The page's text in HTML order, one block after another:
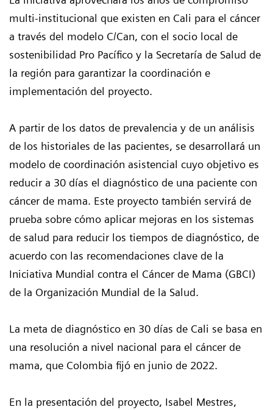
multi-institucional que existen en Cali para el cáncer
a través del modelo C/Can, con el socio local de
sostenibilidad Pro Pacífico y la Secretaría de Salud de
la región para garantizar la coordinación e
implementación del proyecto.
A partir de los datos de prevalencia y de un análisis
de los historiales de las pacientes, se desarrollará un
modelo de coordinación asistencial cuyo objetivo es
reducir a 30 días el diagnóstico de una paciente con
cáncer de mama. Este proyecto también servirá de
prueba sobre cómo aplicar mejoras en los sistemas
de salud para reducir los tiempos de diagnóstico, de
acuerdo con las recomendaciones clave de la
Iniciativa Mundial contra el Cáncer de Mama (GBCI)
de la Organización Mundial de la Salud.
La meta de diagnóstico en 30 días de Cali se basa en
una resolución a nivel nacional para el cáncer de
mama, que Colombia fijó en junio de 2022.
En la presentación del proyecto, Isabel Mestres,